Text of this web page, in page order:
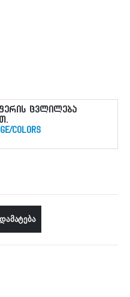
ცვლილება
colors